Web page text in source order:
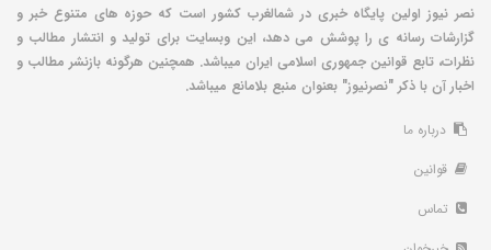
نصر نیوز اولین پایگاه خبری در شمالغرب کشور است که حوزه های متنوع خبر و
گزارشات رسانه ی را پوشش می دهد، این وبسایت برای تولید و انتشار مطالب و
نظرات، تابع قوانین جمهوری اسلامی ایران میباشد. همچنین هرگونه بازنشر مطالب و
اخبار آن با ذکر "نصرنیوز" بعنوان منبع بلامانع میباشد.
درباره ما
قوانین
تماس